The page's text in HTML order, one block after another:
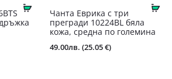
Купи
Чанта Еврика с три
прегради 10224BL бяла
кожа, средна по големина
49.00лв. (25.05 €)